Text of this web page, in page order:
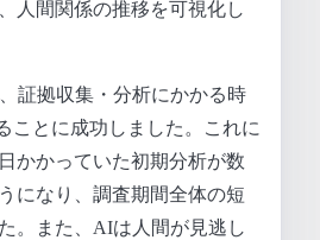
人間関係の推移を可視化し
証拠収集・分析にかかる時
ことに成功しました。これに
かかっていた初期分析が数
になり、調査期間全体の短
。また、AIは人間が見逃し